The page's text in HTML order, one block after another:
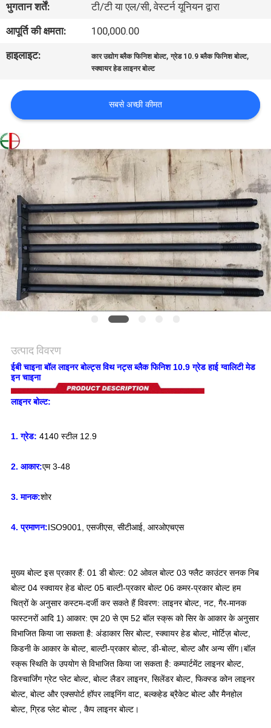
संपर्क
करें
समाचार
एक
उद्धरण
की
विनती
करे
साइटमैप
गोपनीयता
नीति
भुगतान शर्तें:
टी/टी या एल/सी, वेस्टर्न यूनियन द्वारा
आपूर्ति की क्षमता:
100,000.00
हाइलाइट:
कार उद्योग ब्लैक फिनिश बोल्ट,ग्रेड 10.9 ब्लैक फिनिश बोल्ट,
स्क्वायर हेड लाइनर बोल्ट
सबसे अच्छी कीमत
उत्पाद विवरण
ईबी चाइना बॉल लाइनर बोल्ट्स विथ नट्स ब्लैक फिनिश 10.9 ग्रेड हाई ग्वालिटी मेड
इन चाइना
लाइनर बोल्ट:
1. ग्रेड: 4140 स्टील 12.9
2. आकार:एम 3-48
3. मानक:शोर
4. प्रमाणन:ISO9001, एसजीएस, सीटीआई, आरओएचएस
मुख्य बोल्ट इस प्रकार हैं: 01 डी बोल्ट: 02 ओवल बोल्ट 03 फ्लैट काउंटर सनक निब
बोल्ट 04 स्क्वायर हेड बोल्ट 05 बाल्टी-प्रकार बोल्ट 06 कमर-प्रकार बोल्ट हम
चित्रों के अनुसार कस्टम-दर्जी कर सकते हैं विवरण: लाइनर बोल्ट, नट, गैर-मानक
फास्टनरों आदि 1) आकार: एम 20 से एम 52 बॉल स्क्रू को सिर के आकार के अनुसार
विभाजित किया जा सकता है: अंडाकार सिर बोल्ट, स्क्वायर हेड बोल्ट, मोर्टिज़ बोल्ट,
किडनी के आकार के बोल्ट, बाल्टी-प्रकार बोल्ट, डी-बोल्ट, बोल्ट और अन्य सींग।बॉल
स्क्रू स्थिति के उपयोग से विभाजित किया जा सकता है: कम्पार्टमेंट लाइनर बोल्ट,
डिस्चार्जिंग ग्रेट प्लेट बोल्ट, बोल्ट लैडर लाइनर, सिलेंडर बोल्ट, फिक्स्ड कोन लाइनर
बोल्ट, बोल्ट और एक्सपोर्ट हॉपर लाइनिंग वाट, बल्कहेड ब्रैकेट बोल्ट और मैनहोल
बोल्ट, ग्रिड प्लेट बोल्ट , कैप लाइनर बोल्ट।